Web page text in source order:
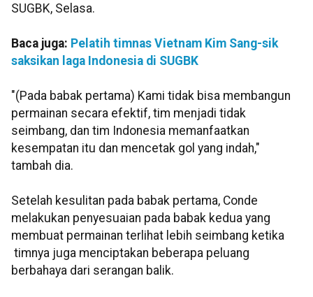
SUGBK, Selasa.
Baca juga: Pelatih timnas Vietnam Kim Sang-sik
saksikan laga Indonesia di SUGBK
"(Pada babak pertama) Kami tidak bisa membangun
permainan secara efektif, tim menjadi tidak
seimbang, dan tim Indonesia memanfaatkan
kesempatan itu dan mencetak gol yang indah,"
tambah dia.
Setelah kesulitan pada babak pertama, Conde
melakukan penyesuaian pada babak kedua yang
membuat permainan terlihat lebih seimbang ketika
timnya juga menciptakan beberapa peluang
berbahaya dari serangan balik.